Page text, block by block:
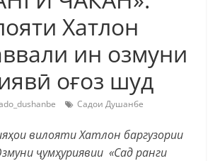
Хатлон
ин озмуни
оғоз шуд
Садои Душанбе
вилояти Хатлон баргузории
ҷумҳуриявии «Сад ранги